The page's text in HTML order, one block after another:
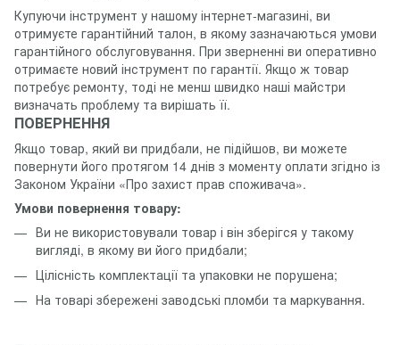
Купуючи інструмент у нашому інтернет-магазині, ви
отримуєте гарантійний талон, в якому зазначаються умови
гарантійного обслуговування. При зверненні ви оперативно
отримаєте новий інструмент по гарантії. Якщо ж товар
потребує ремонту, тоді не менш швидко наші майстри
визначать проблему та вирішать її.
ПОВЕРНЕННЯ
Якщо товар, який ви придбали, не підійшов, ви можете
повернути його протягом 14 днів з моменту оплати згідно із
Законом України «Про захист прав споживача».
Умови повернення товару:
Ви не використовували товар і він зберігся у такому
вигляді, в якому ви його придбали;
Цілісність комплектації та упаковки не порушена;
На товарі збережені заводські пломби та маркування.